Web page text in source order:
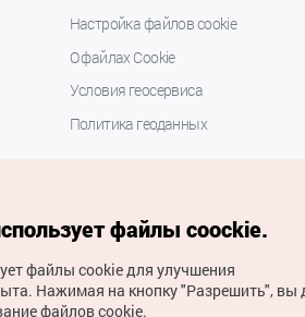
Настройка файлов cookie
О файлах Cookie
Условия геосервиса
Политика геоданных
файлы coockie.
файлы cookie для улучшения
Нажимая на кнопку "Разрешить", вы
файлов cookie.